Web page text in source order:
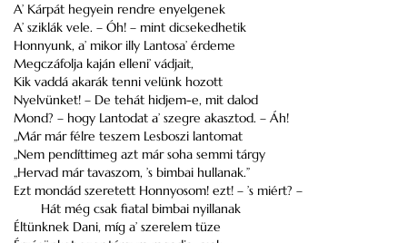
A’ Kárpát hegyein rendre enyelgenek
A’ sziklák vele. – Óh! – mint dicsekedhetik
Honnyunk, a’ mikor illy Lantosa’ érdeme
Megczáfolja kaján elleni’ vádjait,
Kik vaddá akarák tenni velünk hozott
Nyelvünket! – De tehát hidjem-e, mit dalod
Mond? – hogy Lantodat a’ szegre akasztod. – Áh!
„Már már félre teszem Lesboszi lantomat
„Nem pendíttimeg azt már soha semmi tárgy
„Hervad már tavaszom, ’s bimbai hullanak.”
Ezt mondád szeretett Honnyosom! ezt! – ’s miért? –
Hát még csak fiatal bimbai nyillanak
Éltünknek Dani, míg a’ szerelem tüze